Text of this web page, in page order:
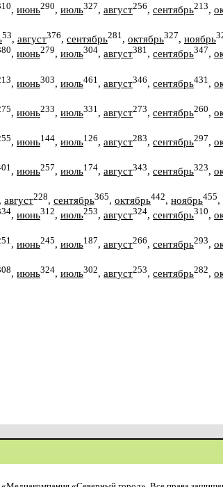
, июнь290, июль327, август256, сентябрь213,
53, август376, сентябрь281, октябрь327, ноябрь
, июнь279, июль304, август381, сентябрь347,
, июнь303, июль461 , август346, сентябрь431 ,
, июнь233, июль331 , август273, сентябрь260,
, июнь144, июль126, август283, сентябрь297,
, июнь257, июль174, август343, сентябрь323,
, август228, сентябрь365, октябрь442, ноябрь455,
, июнь312, июль253, август324, сентябрь310,
, июнь245, июль187, август266, сентябрь293,
, июнь324, июль302, август253, сентябрь282,